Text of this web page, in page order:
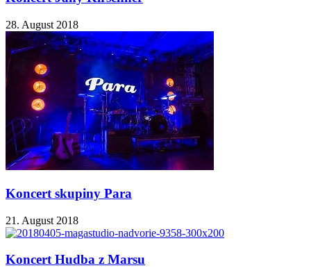
28. August 2018
Koncert skupiny Para
21. August 2018
Koncert Hudba z Marsu